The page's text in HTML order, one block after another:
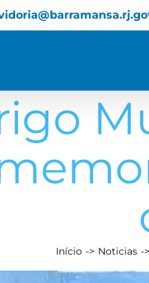
Início Noticias